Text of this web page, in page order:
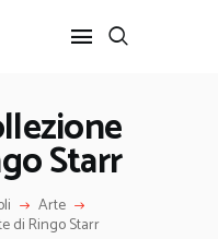
Starr
Arte
di Ringo Starr